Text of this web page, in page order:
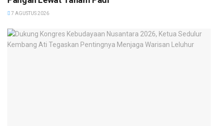
7 AGUSTUS 2026